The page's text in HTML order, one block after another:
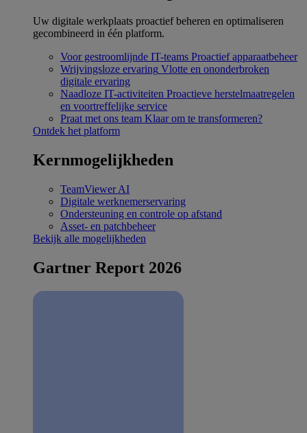
Uw digitale werkplaats proactief beheren en optimaliseren
gecombineerd in één platform.
Voor gestroomlijnde IT-teams Proactief apparaatbeheer
Wrijvingsloze ervaring Vlotte en ononderbroken
digitale ervaring
Naadloze IT-activiteiten Proactieve herstelmaatregelen
en voortreffelijke service
Praat met ons team Klaar om te transformeren?
Ontdek het platform
Kernmogelijkheden
TeamViewer AI
Digitale werknemerservaring
Ondersteuning en controle op afstand
Asset- en patchbeheer
Bekijk alle mogelijkheden
Gartner Report 2026